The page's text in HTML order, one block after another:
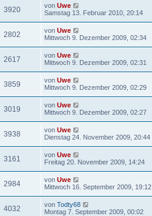
3920 von Uwe
Samstag 13. Februar 2010, 20:14
2802 von Uwe
Mittwoch 9. Dezember 2009, 02:34
2617 von Uwe
Mittwoch 9. Dezember 2009, 02:31
3859 von Uwe
Mittwoch 9. Dezember 2009, 02:29
3019 von Uwe
Mittwoch 9. Dezember 2009, 02:27
3938 von Uwe
Dienstag 24. November 2009, 20:44
3161 von Uwe
Freitag 20. November 2009, 14:24
2984 von Uwe
Mittwoch 16. September 2009, 19:12
4032 von Todty68
Montag 7. September 2009, 00:02